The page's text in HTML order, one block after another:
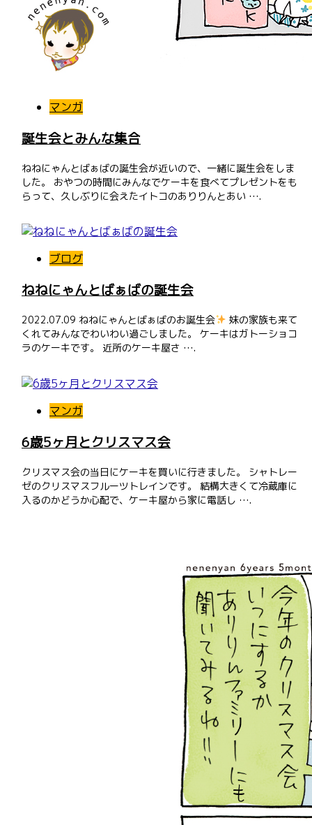
マンガ
誕生会とみんな集合
ねねにゃんとばぁばの誕生会が近いので、一緒に誕生会をしま
した。 おやつの時間にみんなでケーキを食べてプレゼントをも
らって、久しぶりに会えたイトコのありりんとあい ….
ブログ
ねねにゃんとばぁばの誕生会
2022.07.09 ねねにゃんとばぁばのお誕生会
妹の家族も来て
くれてみんなでわいわい過ごしました。 ケーキはガトーショコ
ラのケーキです。 近所のケーキ屋さ ….
マンガ
6歳5ヶ月とクリスマス会
クリスマス会の当日にケーキを買いに行きました。 シャトレー
ゼのクリスマスフルーツトレインです。 結構大きくて冷蔵庫に
入るのかどうか心配で、ケーキ屋から家に電話し ….